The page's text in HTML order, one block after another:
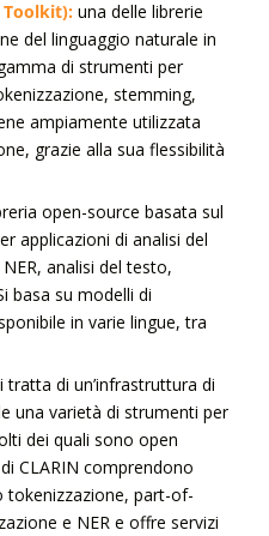
Toolkit):una delle librerie
del linguaggio naturale in
di strumenti per
stemming,
ampiamente utilizzata
grazie alla sua flessibilità
open-source basata sul
applicazioni di analisi del
analisi del testo,
basa su modelli di
in varie lingue, tra
tratta di un’infrastruttura di
una varietà di strumenti per
dei quali sono open
CLARIN comprendono
tokenizzazione, part-of-
e NER e offre servizi